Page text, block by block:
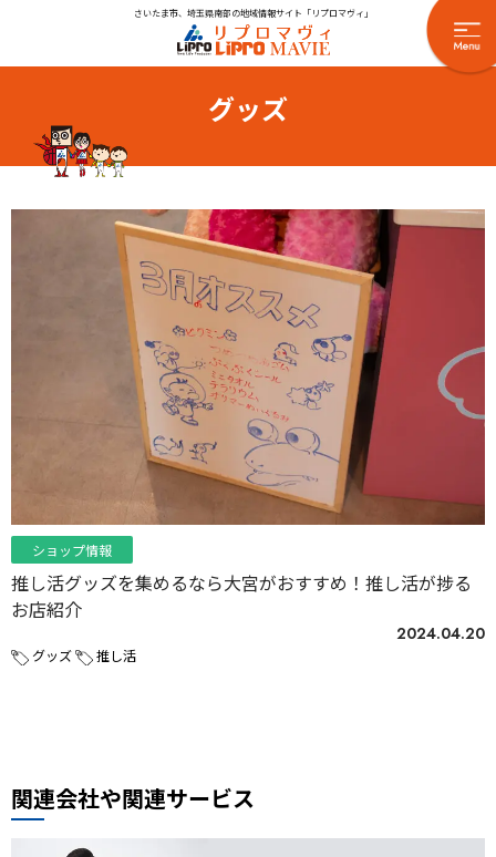
さいたま市、埼玉県南部の地域情報サイト「リプロマヴィ」
グッズ
ショップ情報
推し活グッズを集めるなら大宮がおすすめ！推し活が捗る
お店紹介
2024.04.20
グッズ 推し活
関連会社や関連サービス